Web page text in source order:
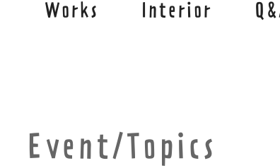
Works Interior
Event/Topics